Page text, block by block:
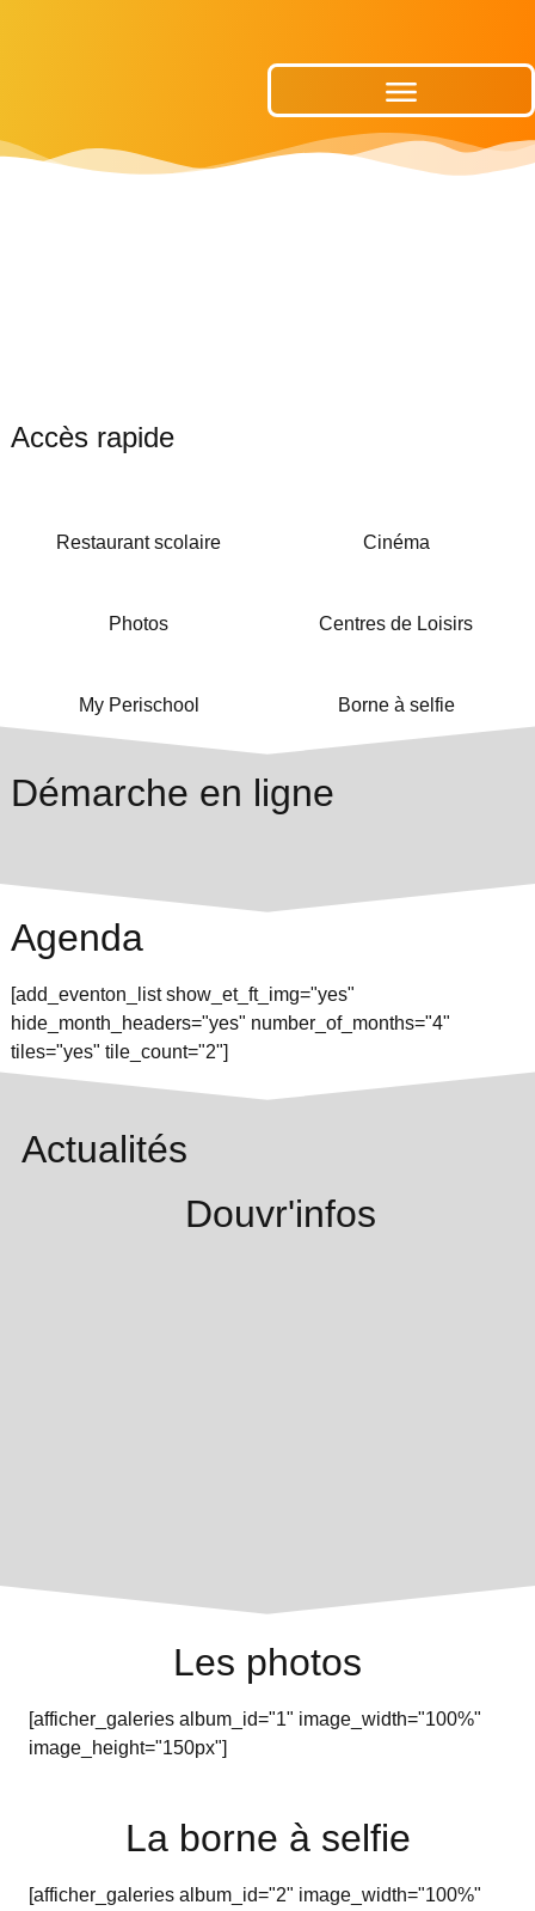
Accès rapide
Restaurant scolaire Cinéma
Photos Centres de Loisirs
My Perischool Borne à selfie
Démarche en ligne
Agenda
[add_eventon_list show_et_ft_img="yes"
hide_month_headers="yes" number_of_months="4"
tiles="yes" tile_count="2"]
Actualités
Douvr'infos
Les photos
[afficher_galeries album_id="1" image_width="100%"
image_height="150px"]
La borne à selfie
[afficher_galeries album_id="2" image_width="100%"